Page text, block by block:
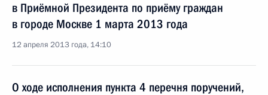
в Приёмной Президента по приёму граждан
в городе Москве 1 марта 2013 года
12 апреля 2013 года, 14:10
О ходе исполнения пункта 4 перечня поручений,